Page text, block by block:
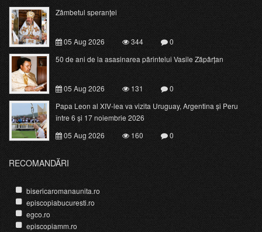
Zâmbetul speranței
05 Aug 2026 344
0
50 de ani de la asasinarea părintelui Vasile Zăpârțan
05 Aug 2026 131
0
Papa Leon al XIV-lea va vizita Uruguay, Argentina și Peru
între 6 și 17 noiembrie 2026
05 Aug 2026
160 0
RECOMANDĂRI
bisericaromanaunita.ro
episcopiabucuresti.ro
egco.ro
episcopiamm.ro